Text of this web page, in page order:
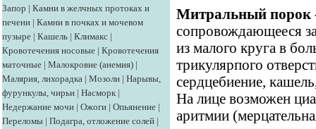
Запор | Камни в желчных протоках и
печени | Камни в почках и мочевом
пузыре | Кашель | Климакс |
Кровотечения носовые | Кровотечения
маточные | Малокровие (анемия) |
Малярия, лихорадка | Мозоли | Нарывы,
фурункулы, чирьи | Насморк |
Недержание мочи | Ожоги | Опьянение |
Переломы | Подагра, отложение солей |
Митральный порок
сопровождающееся
из малого круга в
трикулярпого
сердцебиение,
На лице возможен
аритмии